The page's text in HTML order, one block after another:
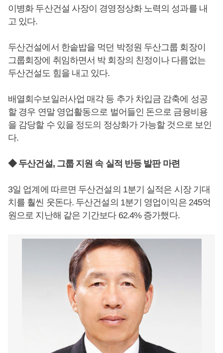
이병화 두산건설 사장이 경영정상화 노력의 성과를 내
고 있다.
두산건설에서 한솥밥을 먹던 박정원 두산그룹 회장이
그룹회장에 취임하면서 박 회장의 친정이나 다름없는
두산건설도 힘을 내고 있다.
배열회수보일러사업 매각 등 추가 차입금 감축에 성공
할 경우 연말 영업활동으로 벌어들인 돈으로 금융비용
을 감당할 수 있을 정도의 정상화가 가능할 것으로 보인
다.
◆ 두산건설, 그룹 지원 속 실적 반등 발판 마련
3일 업계에 따르면 두산건설의 1분기 실적은 시장 기대
치를 훨씬 웃돈다. 두산건설의 1분기 영업이익은 245억
원으로 지난해 같은 기간보다 62.4% 증가했다.